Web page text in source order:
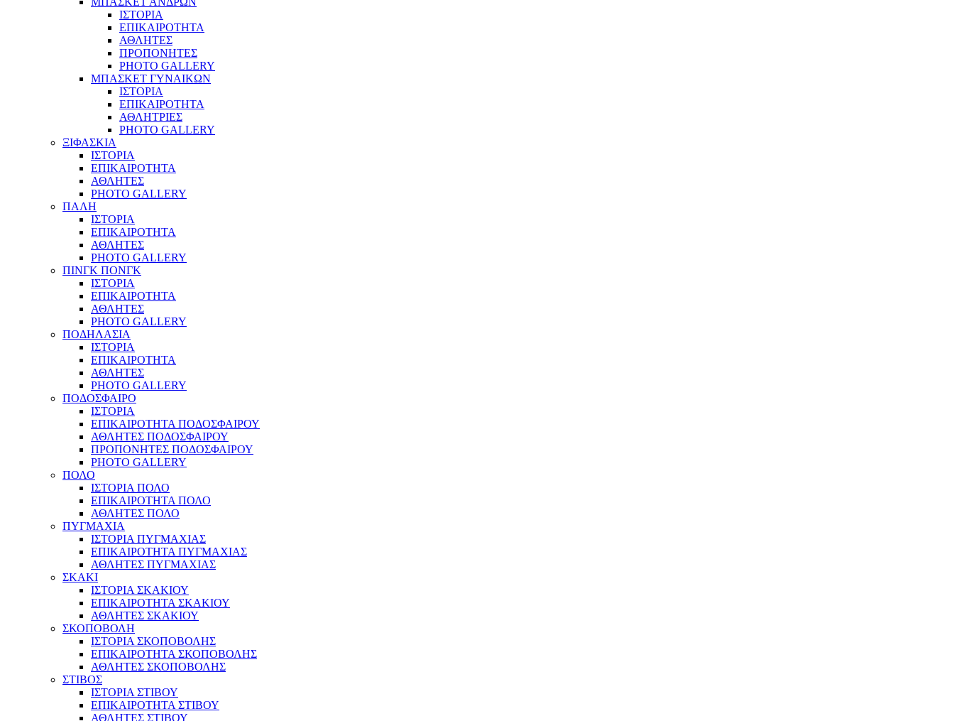
ΙΣΤΟΡΙΑ
ΕΠΙΚΑΙΡΟΤΗΤΑ
ΑΘΛΗΤΕΣ
ΠΡΟΠΟΝΗΤΕΣ
PHOTO GALLERY
ΜΠΑΣΚΕΤ ΓΥΝΑΙΚΩΝ
ΙΣΤΟΡΙΑ
ΕΠΙΚΑΙΡΟΤΗΤΑ
ΑΘΛΗΤΡΙΕΣ
PHOTO GALLERY
ΞΙΦΑΣΚΙΑ
ΙΣΤΟΡΙΑ
ΕΠΙΚΑΙΡΟΤΗΤΑ
ΑΘΛΗΤΕΣ
PHOTO GALLERY
ΠΑΛΗ
ΙΣΤΟΡΙΑ
ΕΠΙΚΑΙΡΟΤΗΤΑ
ΑΘΛΗΤΕΣ
PHOTO GALLERY
ΠΙΝΓΚ ΠΟΝΓΚ
ΙΣΤΟΡΙΑ
ΕΠΙΚΑΙΡΟΤΗΤΑ
ΑΘΛΗΤΕΣ
PHOTO GALLERY
ΠΟΔΗΛΑΣΙΑ
ΙΣΤΟΡΙΑ
ΕΠΙΚΑΙΡΟΤΗΤΑ
ΑΘΛΗΤΕΣ
PHOTO GALLERY
ΠΟΔΟΣΦΑΙΡΟ
ΙΣΤΟΡΙΑ
ΕΠΙΚΑΙΡΟΤΗΤΑ ΠΟΔΟΣΦΑΙΡΟΥ
ΑΘΛΗΤΕΣ ΠΟΔΟΣΦΑΙΡΟΥ
ΠΡΟΠΟΝΗΤΕΣ ΠΟΔΟΣΦΑΙΡΟΥ
PHOTO GALLERY
ΠΟΛΟ
ΙΣΤΟΡΙΑ ΠΟΛΟ
ΕΠΙΚΑΙΡΟΤΗΤΑ ΠΟΛΟ
ΑΘΛΗΤΕΣ ΠΟΛΟ
ΠΥΓΜΑΧΙΑ
ΙΣΤΟΡΙΑ ΠΥΓΜΑΧΙΑΣ
ΕΠΙΚΑΙΡΟΤΗΤΑ ΠΥΓΜΑΧΙΑΣ
ΑΘΛΗΤΕΣ ΠΥΓΜΑΧΙΑΣ
ΣΚΑΚΙ
ΙΣΤΟΡΙΑ ΣΚΑΚΙΟΥ
ΕΠΙΚΑΙΡΟΤΗΤΑ ΣΚΑΚΙΟΥ
ΑΘΛΗΤΕΣ ΣΚΑΚΙΟΥ
ΣΚΟΠΟΒΟΛΗ
ΙΣΤΟΡΙΑ ΣΚΟΠΟΒΟΛΗΣ
ΕΠΙΚΑΙΡΟΤΗΤΑ ΣΚΟΠΟΒΟΛΗΣ
ΑΘΛΗΤΕΣ ΣΚΟΠΟΒΟΛΗΣ
ΣΤΙΒΟΣ
ΙΣΤΟΡΙΑ ΣΤΙΒΟΥ
ΕΠΙΚΑΙΡΟΤΗΤΑ ΣΤΙΒΟΥ
ΑΘΛΗΤΕΣ ΣΤΙΒΟΥ